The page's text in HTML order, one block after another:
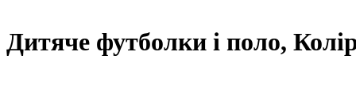
Дитяче футболки і поло,